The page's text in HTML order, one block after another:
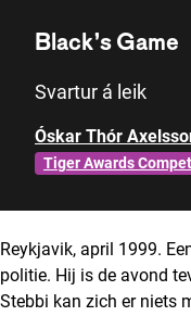
Black’s Game
Svartur á leik
Óskar Thór
Tiger Awards
Reykjavik, april 1999.
politie. Hij is de avond
Stebbi kan zich er niets